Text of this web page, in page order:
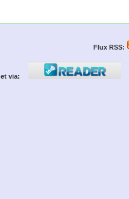
Flux RSS:
via: